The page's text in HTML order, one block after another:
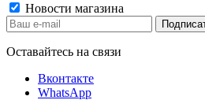
Новости магазина
Оставайтесь на связи
Вконтакте
WhatsApp